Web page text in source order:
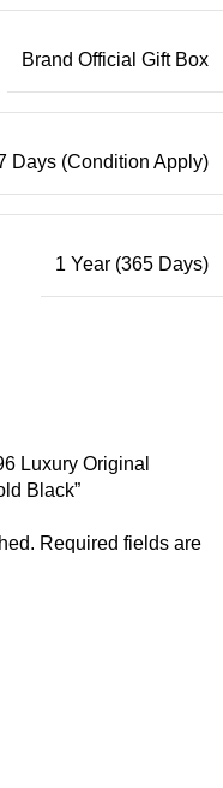
Brand Official Gift Box
Days (Condition Apply)
1 Year (365 Days)
Luxury Original
Black”
Required fields are